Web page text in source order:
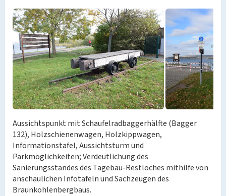
Aussichtspunkt mit Schaufelradbaggerhälfte (Bagger
132), Holzschienenwagen, Holzkippwagen,
Informationstafel, Aussichtsturm und
Parkmöglichkeiten; Verdeutlichung des
Sanierungsstandes des Tagebau-Restloches mithilfe von
anschaulichen Infotafeln und Sachzeugen des
Braunkohlenbergbaus.